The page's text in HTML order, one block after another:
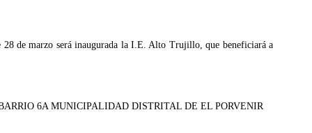
28 de marzo será inaugurada la I.E. Alto Trujillo, que beneficiará a